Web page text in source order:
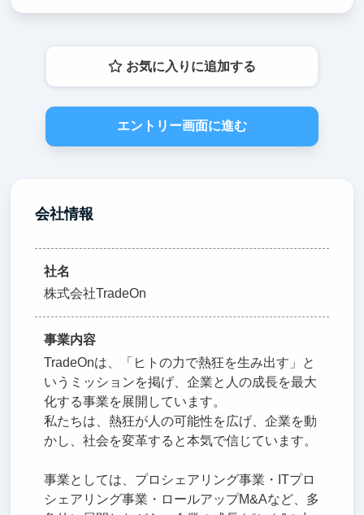
お気に入りに追加する
エントリー画面に進む
会社情報
社名
株式会社TradeOn
事業内容
TradeOnは、「ヒトの力で熱狂を生み出す」と
いうミッションを掲げ、企業と人の成長を最大
化する事業を展開しています。
私たちは、熱狂が人の可能性を広げ、企業を動
かし、社会を変革すると本気で信じています。
事業としては、プロシェアリング事業・ITプロ
シェアリング事業・ロールアップM&Aなど、多